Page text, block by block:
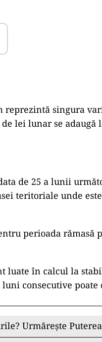
reprezintă singura
lei lunar se adaugă
de 25 a lunii
teritoriale unde
perioada rămasă
luate în calcul la
consecutive poate
Urmărește